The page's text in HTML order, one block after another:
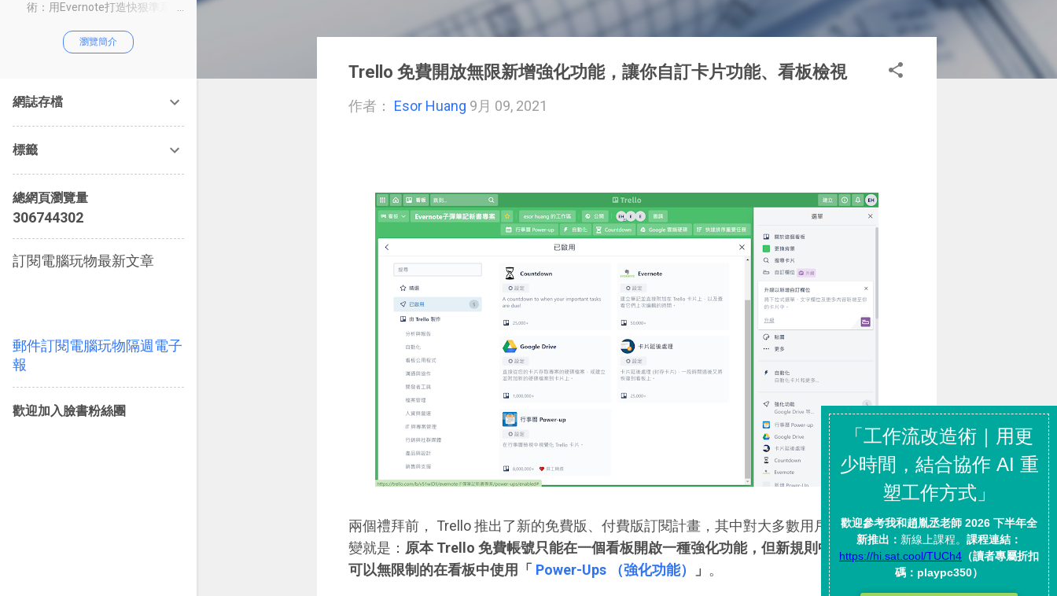
Trello 免費開放無限新增強化功能，讓你自訂卡片功能、看板檢視
作者： Esor Huang 9月 09, 2021
兩個禮拜前， Trello 推出了新的免費版、付費版訂閱計畫，其中對大多數用戶最有用的改
變就是： 原本 Trello 免費帳號只能在一個看板開啟一種強化功能，但新規則中免費版用戶
可以無限制的在看板中使用「 Power-Ups （強化功能） 」 。
術：用Evernote打造快狠準系
作術：從職場到人生的100個聰明
瀏覽簡介
網誌存檔
標籤
總網頁瀏覽量
306744302
訂閱電腦玩物最新文章
郵件訂閱電腦玩物隔週電子
報
歡迎加入臉書粉絲團